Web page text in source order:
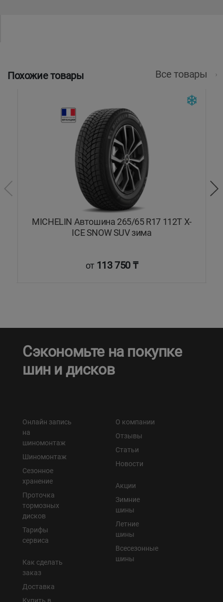
Похожие товары Все товары
MICHELIN Автошина 265/65 R17 112T X-
ICE SNOW SUV зима
от 113 750 ₸
Сэкономьте на покупке
шин и дисков
Онлайн запись
на
шиномонтаж
Шиномонтаж
Сезонное
хранение
Проточка
тормозных
дисков
Тарифы
сервиса
Как сделать
заказ
Доставка
О компании
Отзывы
Статьи
Новости
Акции
Зимние
шины
Летние
шины
Всесезонные
шины